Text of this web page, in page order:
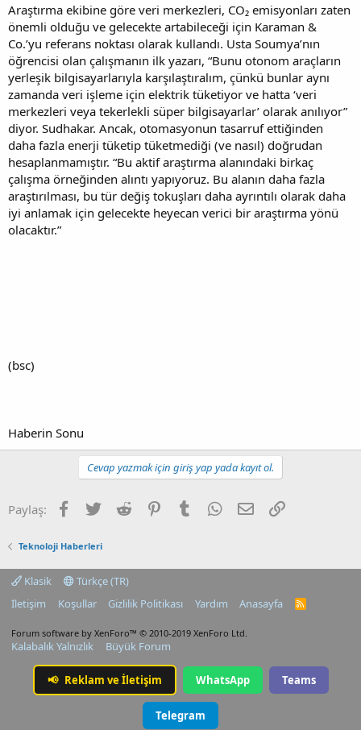
Araştırma ekibine göre veri merkezleri, CO₂ emisyonları zaten
önemli olduğu ve gelecekte artabileceği için Karaman &
Co.’yu referans noktası olarak kullandı. Usta Soumya’nın
öğrencisi olan çalışmanın ilk yazarı, “Bunu otonom araçların
yerleşik bilgisayarlarıyla karşılaştıralım, çünkü bunlar aynı
zamanda veri işleme için elektrik tüketiyor ve hatta ‘veri
merkezleri veya tekerlekli süper bilgisayarlar’ olarak anılıyor”
diyor. Sudhakar. Ancak, otomasyonun tasarruf ettiğinden
daha fazla enerji tüketip tüketmediği (ve nasıl) doğrudan
hesaplanmamıştır. “Bu aktif araştırma alanındaki birkaç
çalışma örneğinden alıntı yapıyoruz. Bu alanın daha fazla
araştırılması, bu tür değiş tokuşları daha ayrıntılı olarak daha
iyi anlamak için gelecekte heyecan verici bir araştırma yönü
olacaktır.”
(bsc)
Haberin Sonu
Cevap yazmak için giriş yap yada kayıt ol.
Paylaş: Facebook
TwitterReddit PinterestTumblrWhatsApp
E-postaLink
Teknoloji Haberleri
Klasik
Türkçe (TR)
İletişim
Koşullar Gizlilik Politikası Yardım Anasayfa
R
Forum software by XenForo™ © 2010-2019 XenForo Ltd.
Kalabalık Yalnızlık Büyük Forum
📢 Reklam ve İletişim WhatsApp Teams
Telegram